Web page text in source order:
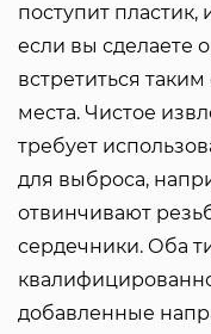
поступит
если вы сделаете
встретиться
места. Чистое
требует
для выброса,
отвинчивают
сердечники. Оба
добавленные